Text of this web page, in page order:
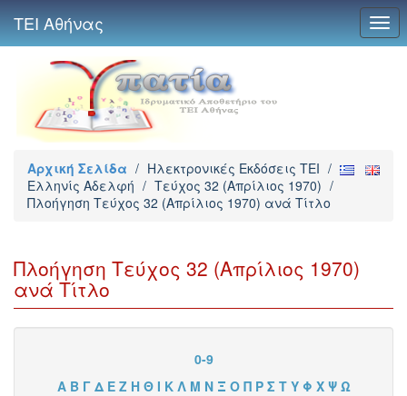
ΤΕΙ Αθήνας
Αρχική Σελίδα / Ηλεκτρονικές Εκδόσεις TEI /
Ελληνίς Αδελφή / Τεύχος 32 (Απρίλιος 1970) /
Πλοήγηση Τεύχος 32 (Απρίλιος 1970) ανά Τίτλο
Πλοήγηση Τεύχος 32 (Απρίλιος 1970)
ανά Τίτλο
0-9
Α Β Γ Δ Ε Ζ Η Θ Ι Κ Λ Μ Ν Ξ Ο Π Ρ Σ Τ Υ Φ Χ Ψ Ω